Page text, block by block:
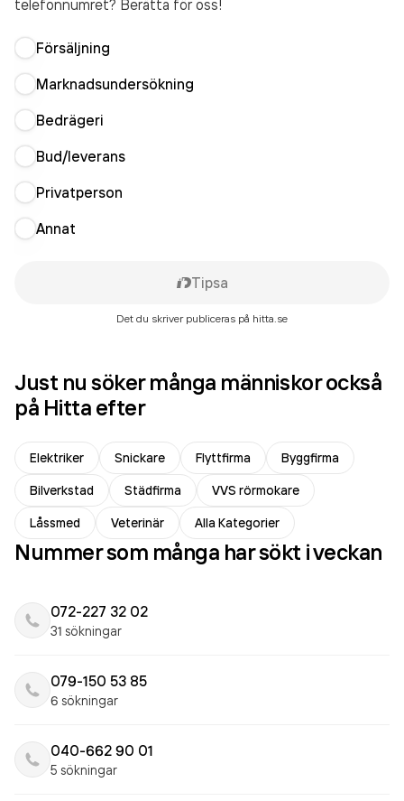
telefonnumret? Berätta för oss!
Försäljning
Marknadsundersökning
Bedrägeri
Bud/leverans
Privatperson
Annat
Tipsa
Det du skriver publiceras på hitta.se
Just nu söker många människor också
på Hitta efter
Elektriker Snickare Flyttfirma
Byggfirma
Bilverkstad
Städfirma
VVS rörmokare
Låssmed
Veterinär Alla Kategorier
Nummer som många har sökt i veckan
072-227 32 02
31 sökningar
079-150 53 85
6 sökningar
040-662 90 01
5 sökningar